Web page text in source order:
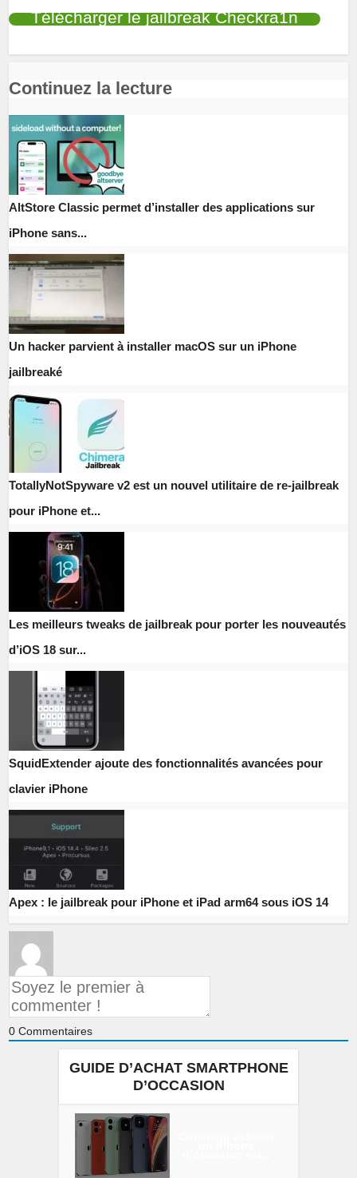
Télécharger le jailbreak Checkra1n
Continuez la lecture
AltStore Classic permet d’installer des applications sur
iPhone sans...
Un hacker parvient à installer macOS sur un iPhone
jailbreaké
TotallyNotSpyware v2 est un nouvel utilitaire de re-jailbreak
pour iPhone et...
Les meilleurs tweaks de jailbreak pour porter les nouveautés
d’iOS 18 sur...
SquidExtender ajoute des fonctionnalités avancées pour
clavier iPhone
Apex : le jailbreak pour iPhone et iPad arm64 sous iOS 14
0 Commentaires
GUIDE D’ACHAT SMARTPHONE
D’OCCASION